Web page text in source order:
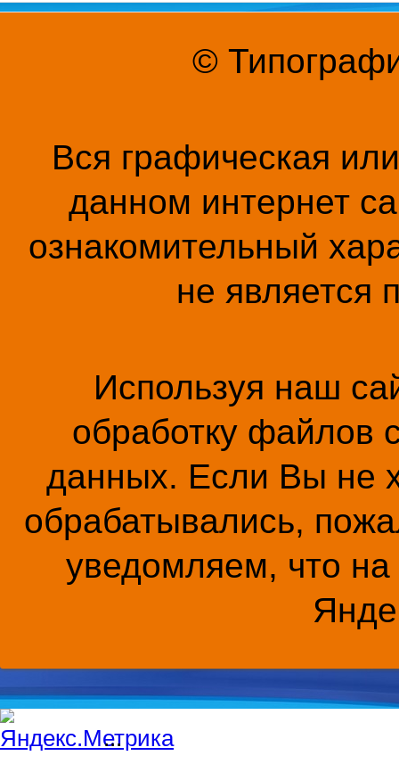
©
Вся графическая
данном интернет
ознакомительный
не является
Используя наш
обработку файлов
данных. Если Вы не
обрабатывались,
уведомляем, что на
...